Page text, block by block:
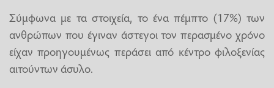
Σύμφωνα με τα στοιχεία, το ένα πέμπτο (17%) των
ανθρώπων που έγιναν άστεγοι τον περασμένο χρόνο
είχαν προηγουμένως περάσει από κέντρο φιλοξενίας
αιτούντων άσυλο.